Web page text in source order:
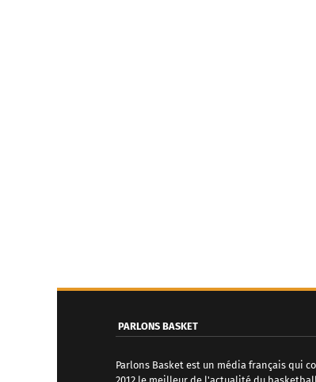
PARLONS BASKET
Parlons Basket est un média français qui